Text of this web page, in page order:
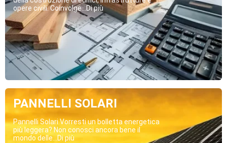
opere civili. Coinvolge...Di più
PANNELLI SOLARI
Pannelli Solari Vorresti un bolletta energetica
più leggera? Non conosci ancora bene il
mondo delle...Di più